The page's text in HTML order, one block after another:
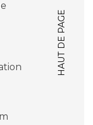
HAUT DE PAGE